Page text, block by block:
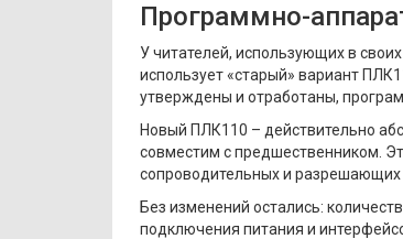
Программно-
У читателей, использующих в
использует «старый» вариант
утверждены и отработаны,
Новый ПЛК110 – действительно
совместим с предшественником.
сопроводительных и разрешающих
Без изменений остались:
подключения питания и